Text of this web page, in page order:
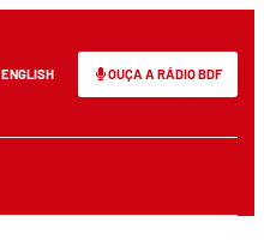
ENGLISH OUÇA A RÁDIO BDF